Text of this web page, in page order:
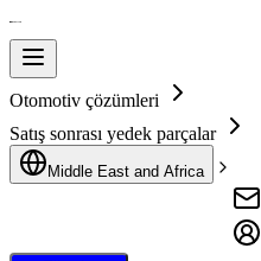
Otomotiv çözümleri
Satış sonrası yedek parçalar
Middle East and Africa